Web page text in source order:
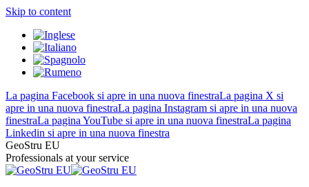
Skip to content
La pagina Facebook si apre in una nuova finestraLa pagina X si
apre in una nuova finestraLa pagina Instagram si apre in una nuova
finestraLa pagina YouTube si apre in una nuova finestraLa pagina
Linkedin si apre in una nuova finestra
GeoStru EU
Professionals at your service